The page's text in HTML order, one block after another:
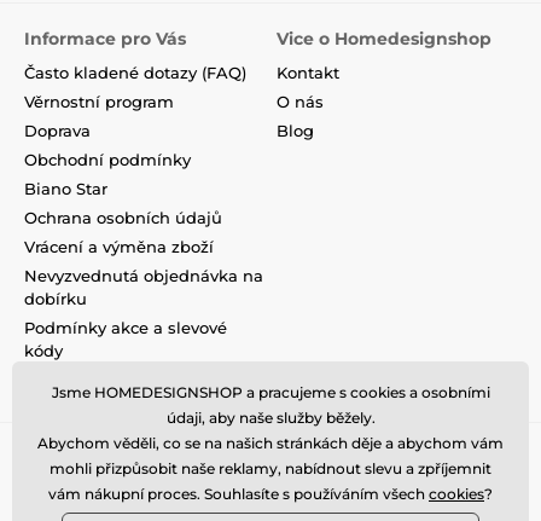
Informace pro Vás
Často kladené dotazy (FAQ)
Věrnostní program
Doprava
Obchodní podmínky
Biano Star
Ochrana osobních údajů
Vrácení a výměna zboží
Nevyzvednutá objednávka na
dobírku
Podmínky akce a slevové
kódy
Vice o Homedesignshop
Kontakt
O nás
Blog
Jsme HOMEDESIGNSHOP a pracujeme s cookies a osobními
údaji, aby naše služby běžely.
Abychom věděli, co se na našich stránkách děje a abychom vám
mohli přizpůsobit naše reklamy, nabídnout slevu a zpříjemnit
vám nákupní proces. Souhlasíte s používáním všech cookies?